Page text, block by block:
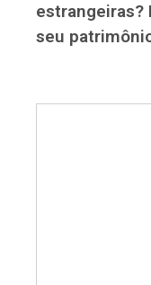
estrangeiras?
seu